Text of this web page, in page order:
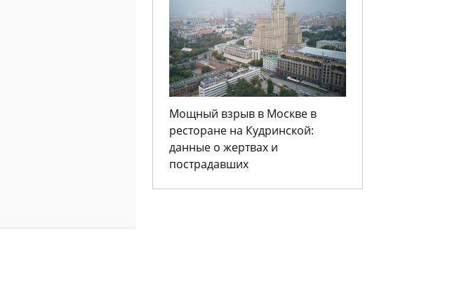
Мощный взрыв в Москве в
ресторане на Кудринской:
данные о жертвах и
пострадавших